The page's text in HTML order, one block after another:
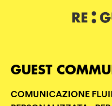
GUEST
COMUNICAZIONE